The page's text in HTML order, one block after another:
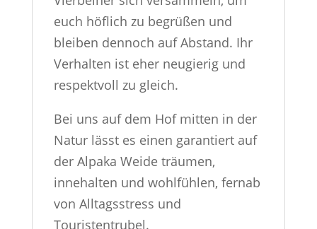
euch höflich zu begrüßen und
bleiben dennoch auf Abstand. Ihr
Verhalten ist eher neugierig und
respektvoll zu gleich.
Bei uns auf dem Hof mitten in der
Natur lässt es einen garantiert auf
der Alpaka Weide träumen,
innehalten und wohlfühlen, fernab
von Alltagsstress und
Touristentrubel.